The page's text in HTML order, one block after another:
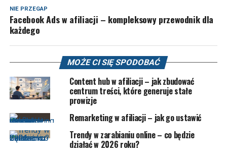
NIE PRZEGAP
Facebook Ads w afiliacji – kompleksowy przewodnik dla
każdego
MOŻE CI SIĘ SPODOBAĆ
Content hub w afiliacji – jak zbudować
centrum treści, które generuje stałe
prowizje
Remarketing w afiliacji – jak go ustawić
Trendy w zarabianiu online – co będzie
działać w 2026 roku?